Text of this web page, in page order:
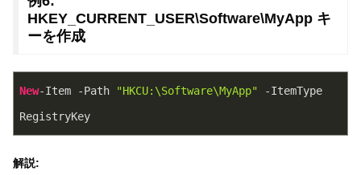
HKEY_CURRENT_USER\Software\MyApp キ
ーを作成
New-Item -Path "HKCU:\Software\MyApp" -ItemType
RegistryKey
解説: